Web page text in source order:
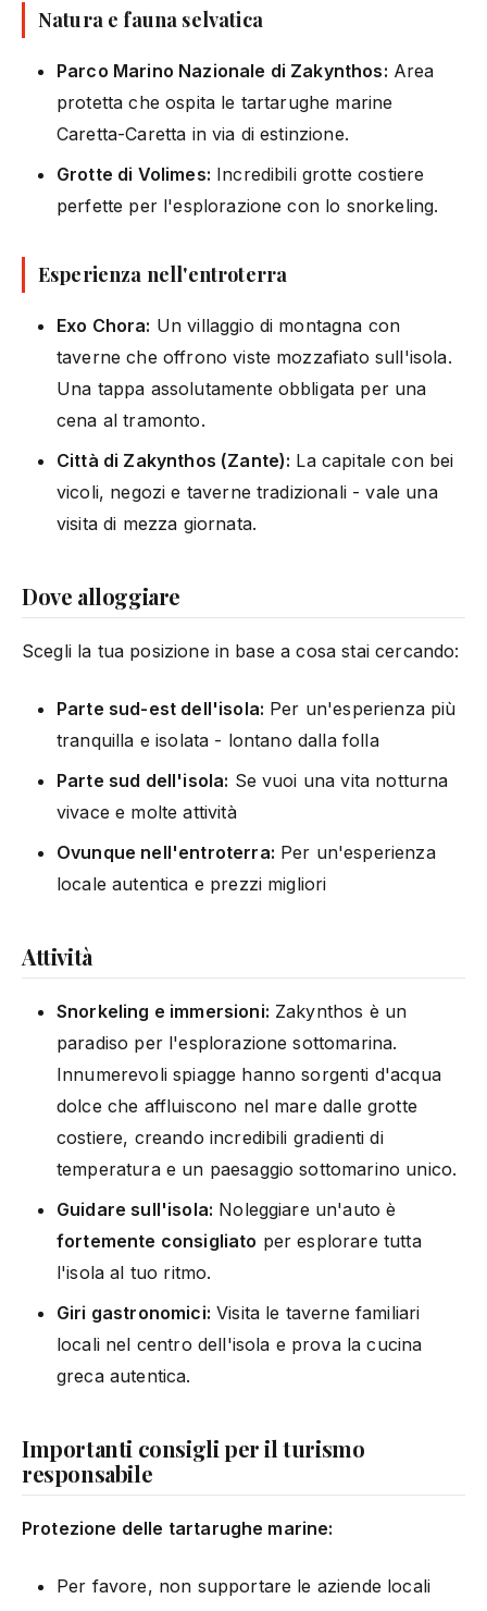
Natura e fauna selvatica
Parco Marino Nazionale di Zakynthos: Area
protetta che ospita le tartarughe marine
Caretta-Caretta in via di estinzione.
Grotte di Volimes: Incredibili grotte costiere
perfette per l'esplorazione con lo snorkeling.
Esperienza nell'entroterra
Exo Chora: Un villaggio di montagna con
taverne che offrono viste mozzafiato sull'isola.
Una tappa assolutamente obbligata per una
cena al tramonto.
Città di Zakynthos (Zante): La capitale con bei
vicoli, negozi e taverne tradizionali - vale una
visita di mezza giornata.
Dove alloggiare
Scegli la tua posizione in base a cosa stai cercando:
Parte sud-est dell'isola: Per un'esperienza più
tranquilla e isolata - lontano dalla folla
Parte sud dell'isola: Se vuoi una vita notturna
vivace e molte attività
Ovunque nell'entroterra: Per un'esperienza
locale autentica e prezzi migliori
Attività
Snorkeling e immersioni: Zakynthos è un
paradiso per l'esplorazione sottomarina.
Innumerevoli spiagge hanno sorgenti d'acqua
dolce che affluiscono nel mare dalle grotte
costiere, creando incredibili gradienti di
temperatura e un paesaggio sottomarino unico.
Guidare sull'isola: Noleggiare un'auto è
fortemente consigliato per esplorare tutta
l'isola al tuo ritmo.
Giri gastronomici: Visita le taverne familiari
locali nel centro dell'isola e prova la cucina
greca autentica.
Importanti consigli per il turismo
responsabile
Protezione delle tartarughe marine:
Per favore, non supportare le aziende locali